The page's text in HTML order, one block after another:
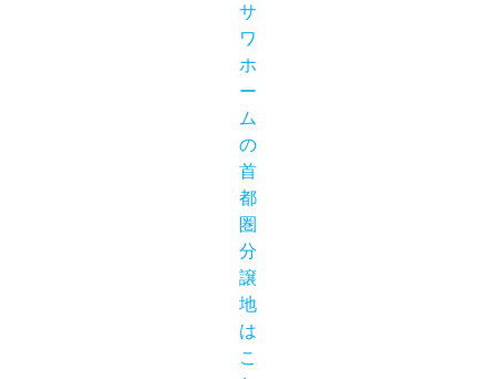
サ
ワ
ホ
ー
ム
の
首
都
圏
分
譲
地
は
こ